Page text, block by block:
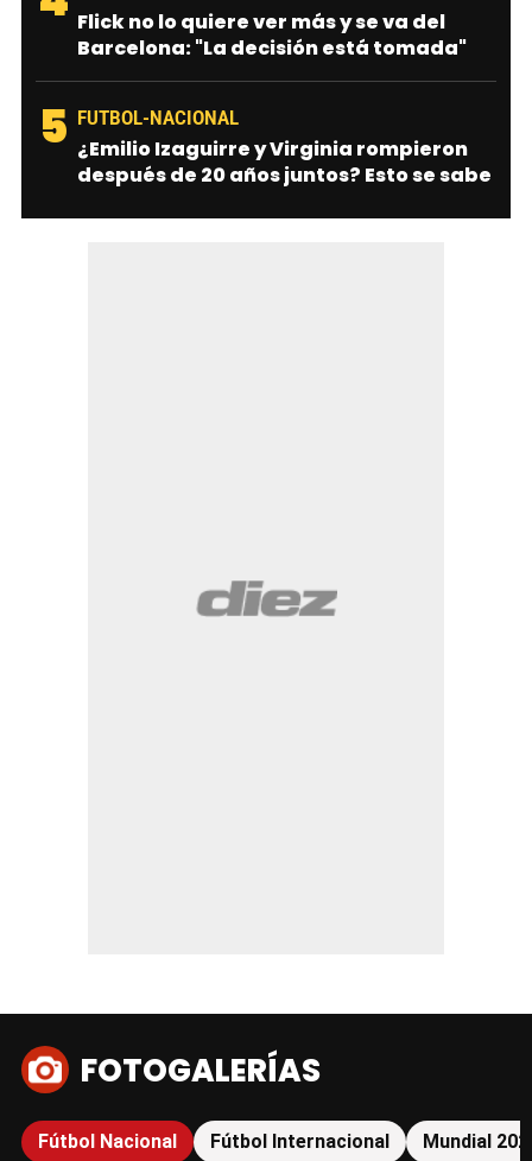
Flick no lo quiere ver más y se va del
Barcelona: "La decisión está tomada"
5 FUTBOL-NACIONAL
¿Emilio Izaguirre y Virginia rompieron
después de 20 años juntos? Esto se sabe
FOTOGALERÍAS
Fútbol Nacional Fútbol Internacional Mundial